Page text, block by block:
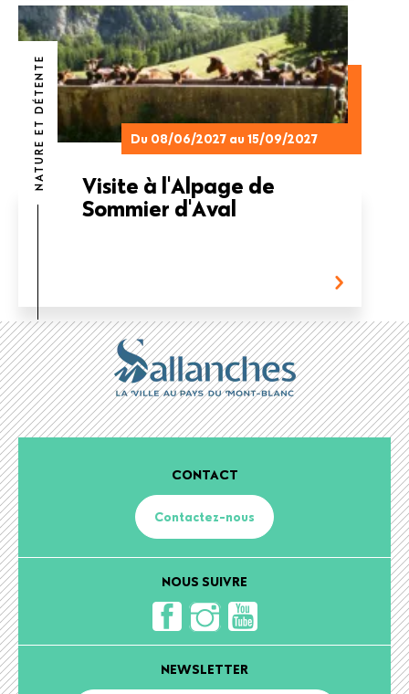
NATURE ET DÉTENTE Du 08/06/2027 au 15/09/2027
Visite à l'Alpage de
Sommier d'Aval
CONTACT
Contactez-nous
NOUS SUIVRE
NEWSLETTER